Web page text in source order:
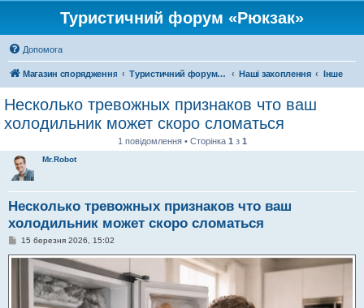
Туристичний форум «Рюкзак»
Допомога
Магазин спорядження Туристичний форум «Рюкзак» Наші захоплення Інше
Несколько тревожных признаков что ваш
холодильник может скоро сломаться
1 повідомлення • Сторінка 1 з 1
Mr.Robot
Несколько тревожных признаков что ваш
холодильник может скоро сломаться
П
в
15 березня 2026, 15:02